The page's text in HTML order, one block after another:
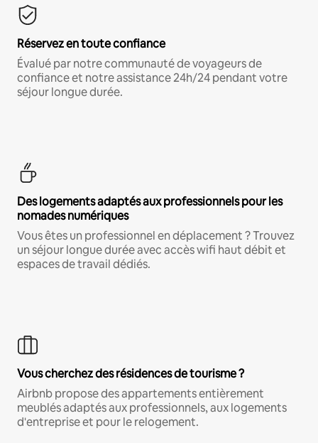
Réservez en toute confiance
Évalué par notre communauté de voyageurs de
confiance et notre assistance 24h/24 pendant votre
séjour longue durée.
Des logements adaptés aux professionnels pour les
nomades numériques
Vous êtes un professionnel en déplacement ? Trouvez
un séjour longue durée avec accès wifi haut débit et
espaces de travail dédiés.
Vous cherchez des résidences de tourisme ?
Airbnb propose des appartements entièrement
meublés adaptés aux professionnels, aux logements
d'entreprise et pour le relogement.